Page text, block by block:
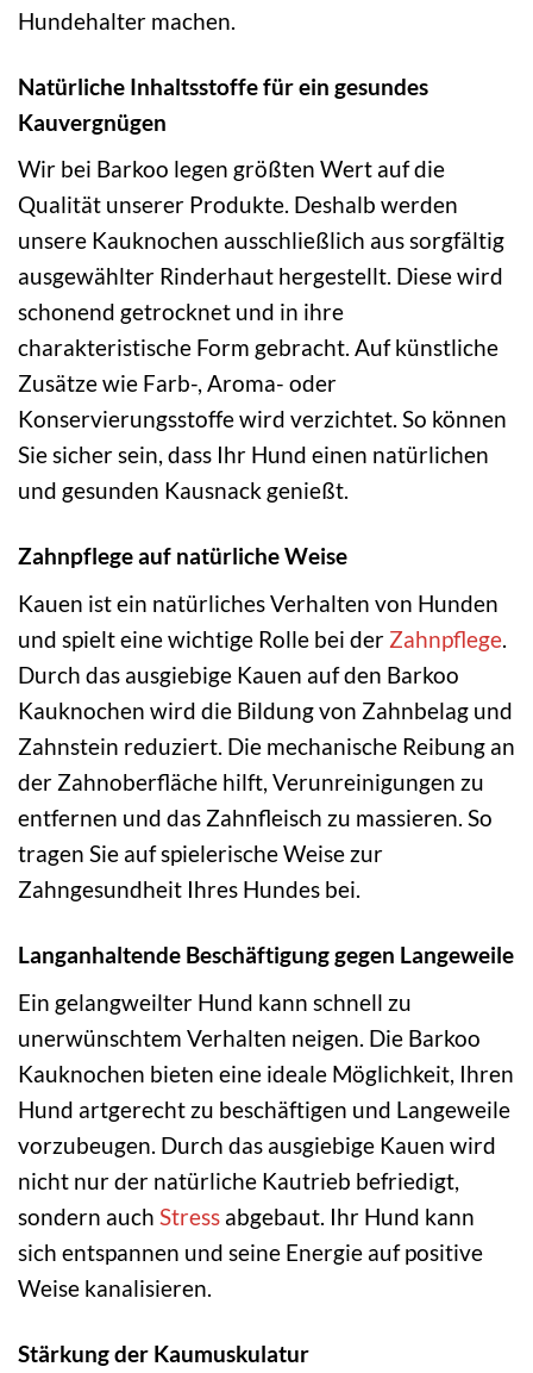
Hundehalter machen.
Natürliche Inhaltsstoffe für ein gesundes
Kauvergnügen
Wir bei Barkoo legen größten Wert auf die
Qualität unserer Produkte. Deshalb werden
unsere Kauknochen ausschließlich aus sorgfältig
ausgewählter Rinderhaut hergestellt. Diese wird
schonend getrocknet und in ihre
charakteristische Form gebracht. Auf künstliche
Zusätze wie Farb-, Aroma- oder
Konservierungsstoffe wird verzichtet. So können
Sie sicher sein, dass Ihr Hund einen natürlichen
und gesunden Kausnack genießt.
Zahnpflege auf natürliche Weise
Kauen ist ein natürliches Verhalten von Hunden
und spielt eine wichtige Rolle bei der Zahnpflege.
Durch das ausgiebige Kauen auf den Barkoo
Kauknochen wird die Bildung von Zahnbelag und
Zahnstein reduziert. Die mechanische Reibung an
der Zahnoberfläche hilft, Verunreinigungen zu
entfernen und das Zahnfleisch zu massieren. So
tragen Sie auf spielerische Weise zur
Zahngesundheit Ihres Hundes bei.
Langanhaltende Beschäftigung gegen Langeweile
Ein gelangweilter Hund kann schnell zu
unerwünschtem Verhalten neigen. Die Barkoo
Kauknochen bieten eine ideale Möglichkeit, Ihren
Hund artgerecht zu beschäftigen und Langeweile
vorzubeugen. Durch das ausgiebige Kauen wird
nicht nur der natürliche Kautrieb befriedigt,
sondern auch Stress abgebaut. Ihr Hund kann
sich entspannen und seine Energie auf positive
Weise kanalisieren.
Stärkung der Kaumuskulatur